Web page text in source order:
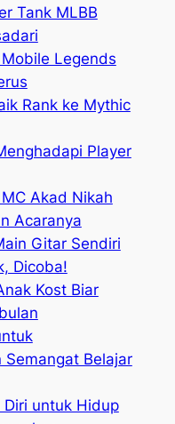
Tank MLBB
Legends
Rank ke Mythic
Player
Akad Nikah
Acaranya
Gitar Sendiri
Dicoba!
Kost Biar
Belajar
untuk Hidup